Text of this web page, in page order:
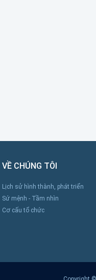
VỀ CHÚNG TÔI
Lịch sử hình thành, phát triển
Sứ mệnh - Tầm nhìn
Cơ cấu tổ chức